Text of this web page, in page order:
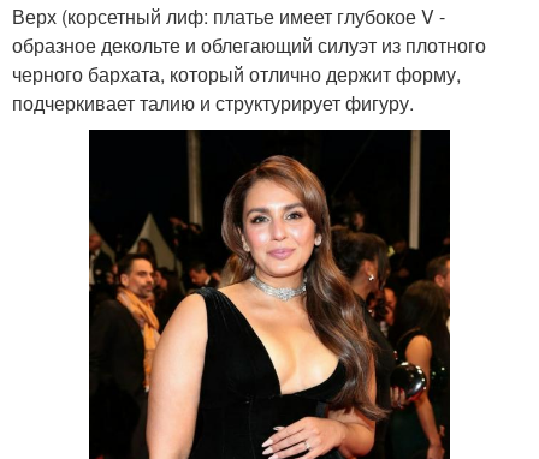
Верх (корсетный лиф: платье имеет глубокое V -
образное декольте и облегающий силуэт из плотного
черного бархата, который отлично держит форму,
подчеркивает талию и структурирует фигуру.